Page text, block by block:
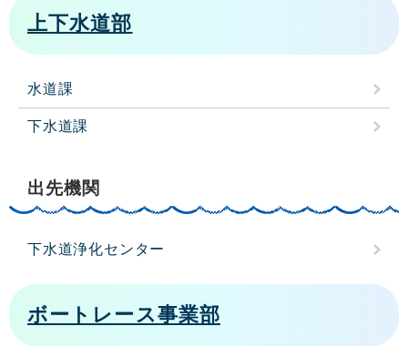
上下水道部
水道課
下水道課
出先機関
下水道浄化センター
ボートレース事業部